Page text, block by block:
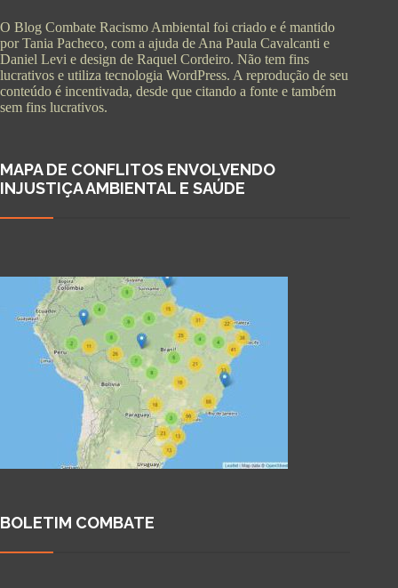
O Blog Combate Racismo Ambiental foi criado e é mantido
por Tania Pacheco, com a ajuda de Ana Paula Cavalcanti e
Daniel Levi e design de Raquel Cordeiro. Não tem fins
lucrativos e utiliza tecnologia WordPress. A reprodução de seu
conteúdo é incentivada, desde que citando a fonte e também
sem fins lucrativos.
MAPA DE CONFLITOS ENVOLVENDO
INJUSTIÇA AMBIENTAL E SAÚDE
BOLETIM COMBATE